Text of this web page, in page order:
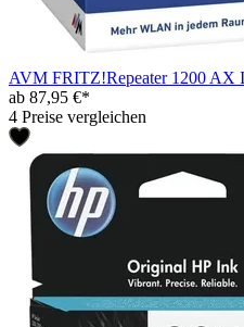
AVM FRITZ!Repeater 1200 AX
ab 87,95 €*
4 Preise vergleichen